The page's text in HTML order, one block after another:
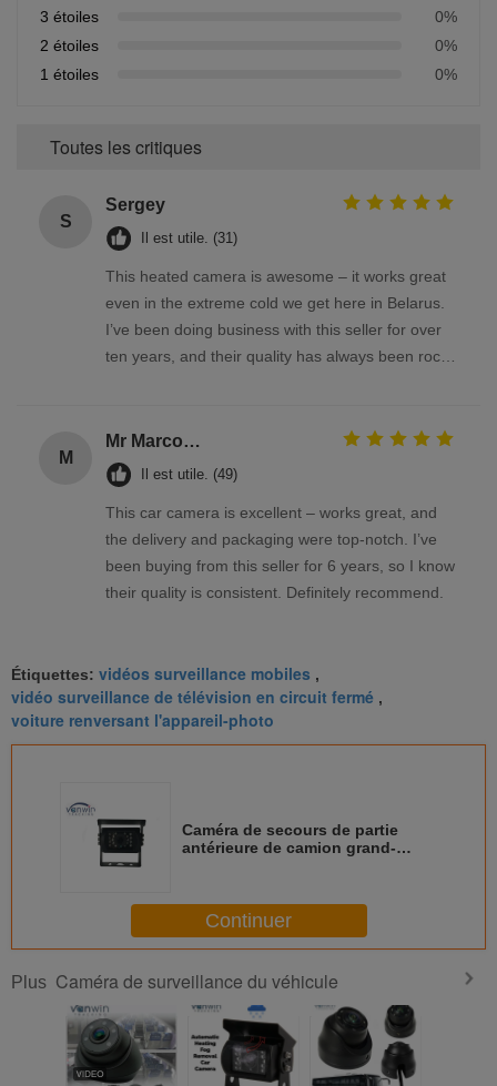
3 étoiles
0%
2 étoiles
0%
1 étoiles
0%
Toutes les critiques
S
Sergey
Il est utile. (31)
This heated camera is awesome – it works great
even in the extreme cold we get here in Belarus.
I’ve been doing business with this seller for over
ten years, and their quality has always been rock-
M
Mr Marco Facchin
Il est utile. (49)
This car camera is excellent – works great, and
the delivery and packaging were top-notch. I’ve
been buying from this seller for 6 years, so I know
their quality is consistent. Definitely recommend.
Étiquettes: vidéos surveillance mobiles ,
vidéo surveillance de télévision en circuit fermé ,
voiture renversant l'appareil-photo
Caméra de secours de partie
antérieure de camion grand-
mobile de véhicule
Continuer
Plus Caméra de surveillance du véhicule